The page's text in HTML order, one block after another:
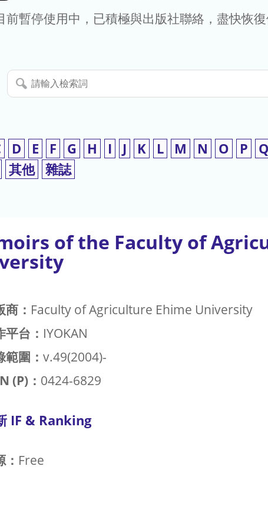
前暫停使用中，已積極與出版社聯絡，盡快恢
請
輸
索
詞
D E F G H I J K L M N O P Q
其他 雜誌
of the Faculty of
商： Faculty of Agriculture Ehime University
平台： IYOKAN
範圍： v.49(2004)-
(P)： 0424-6829
IF & Ranking
Free